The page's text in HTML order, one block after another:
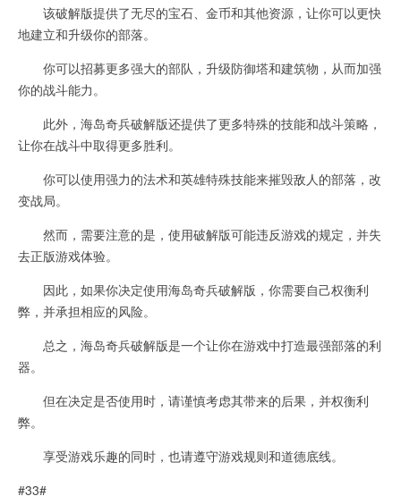
该破解版提供了无尽的宝石、金币和其他资源，让你可以更快
地建立和升级你的部落。
你可以招募更多强大的部队，升级防御塔和建筑物，从而加强
你的战斗能力。
此外，海岛奇兵破解版还提供了更多特殊的技能和战斗策略，
让你在战斗中取得更多胜利。
你可以使用强力的法术和英雄特殊技能来摧毁敌人的部落，改
变战局。
然而，需要注意的是，使用破解版可能违反游戏的规定，并失
去正版游戏体验。
因此，如果你决定使用海岛奇兵破解版，你需要自己权衡利
弊，并承担相应的风险。
总之，海岛奇兵破解版是一个让你在游戏中打造最强部落的利
器。
但在决定是否使用时，请谨慎考虑其带来的后果，并权衡利
弊。
享受游戏乐趣的同时，也请遵守游戏规则和道德底线。
#33#